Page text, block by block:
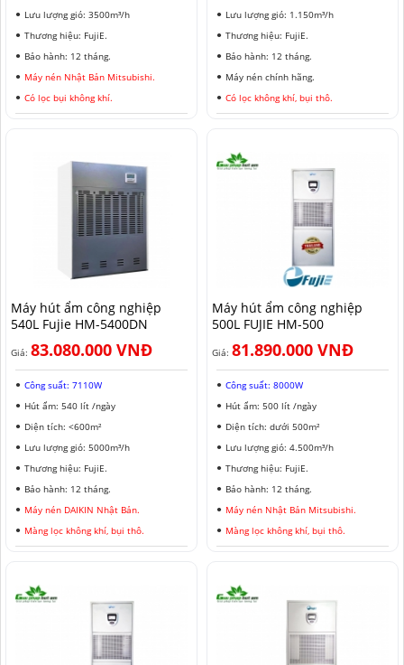
Lưu lượng gió: 3500m³/h
Thương hiệu: FujiE.
Bảo hành: 12 tháng.
Máy nén Nhật Bản Mitsubishi.
Có lọc bụi không khí.
Lưu lượng gió: 1.150m³/h
Thương hiệu: FujiE.
Bảo hành: 12 tháng.
Máy nén chính hãng.
Có lọc không khí, bụi thô.
Máy hút ẩm công nghiệp
540L Fujie HM-5400DN
Giá: 83.080.000 VNĐ
Công suất: 7110W
Hút ẩm: 540 lít /ngày
Diện tích: <600m²
Lưu lượng gió: 5000m³/h
Thương hiệu: FujiE.
Bảo hành: 12 tháng.
Máy nén DAIKIN Nhật Bản.
Màng lọc không khí, bụi thô.
Máy hút ẩm công nghiệp
500L FUJIE HM-500
Giá: 81.890.000 VNĐ
Công suất: 8000W
Hút ẩm: 500 lít /ngày
Diện tích: dưới 500m²
Lưu lượng gió: 4.500m³/h
Thương hiệu: FujiE.
Bảo hành: 12 tháng.
Máy nén Nhật Bản Mitsubishi.
Màng lọc không khí, bụi thô.